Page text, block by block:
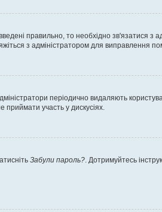
правильно, то необхідно зв'язатися з
з адміністратором для виправлення
періодично видаляють
участь у дискусіях.
Забули пароль? . Дотримуйтесь